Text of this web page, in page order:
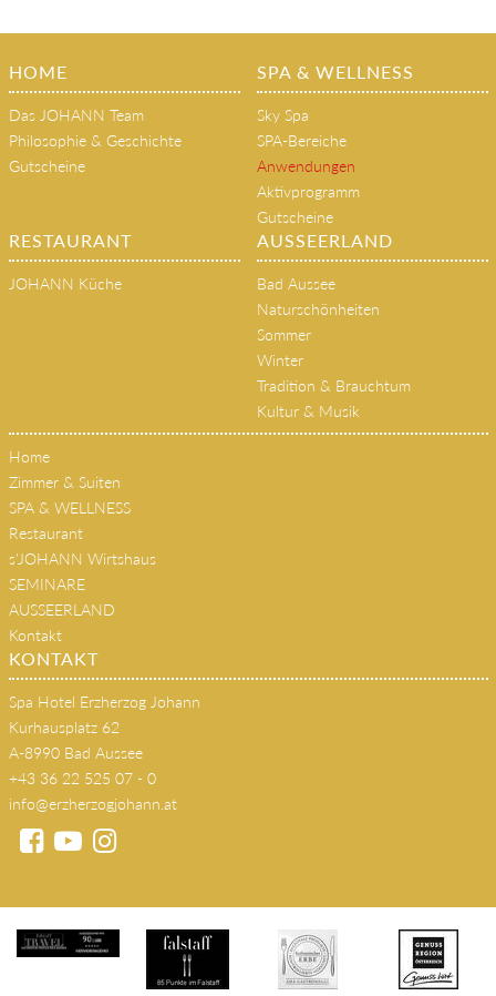
HOME
Das JOHANN Team
Philosophie & Geschichte
Gutscheine
SPA & WELLNESS
Sky Spa
SPA-Bereiche
Anwendungen
Aktivprogramm
Gutscheine
RESTAURANT
JOHANN Küche
AUSSEERLAND
Bad Aussee
Naturschönheiten
Sommer
Winter
Tradition & Brauchtum
Kultur & Musik
Home
Zimmer & Suiten
SPA & WELLNESS
Restaurant
s'JOHANN Wirtshaus
SEMINARE
AUSSEERLAND
Kontakt
KONTAKT
Spa Hotel Erzherzog Johann
Kurhausplatz 62
A-8990 Bad Aussee
+43 36 22 525 07 - 0
info@erzherzogjohann.at